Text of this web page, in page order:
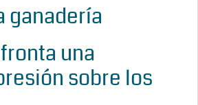
ganadería
una
sobre los